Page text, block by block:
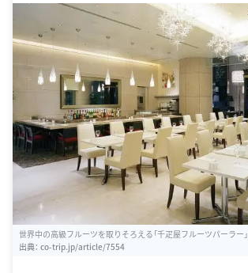
世界中の高級フルーツを取りそろえる「千疋屋フルーツパーラー
出典： co-trip.jp/article/7554